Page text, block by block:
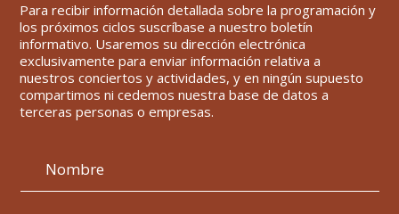
Para recibir información detallada sobre la programación y
los próximos ciclos suscríbase a nuestro boletín
informativo. Usaremos su dirección electrónica
exclusivamente para enviar información relativa a
nuestros conciertos y actividades, y en ningún supuesto
compartimos ni cedemos nuestra base de datos a
terceras personas o empresas.